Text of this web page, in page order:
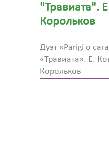
"Травиата".
Корольков
Дуэт «Parigi o
«Травиата». Е.
Корольков